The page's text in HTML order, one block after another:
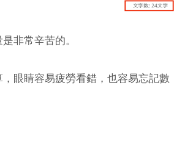
非常辛苦的。
眼睛容易疲勞看錯，也容易忘記數